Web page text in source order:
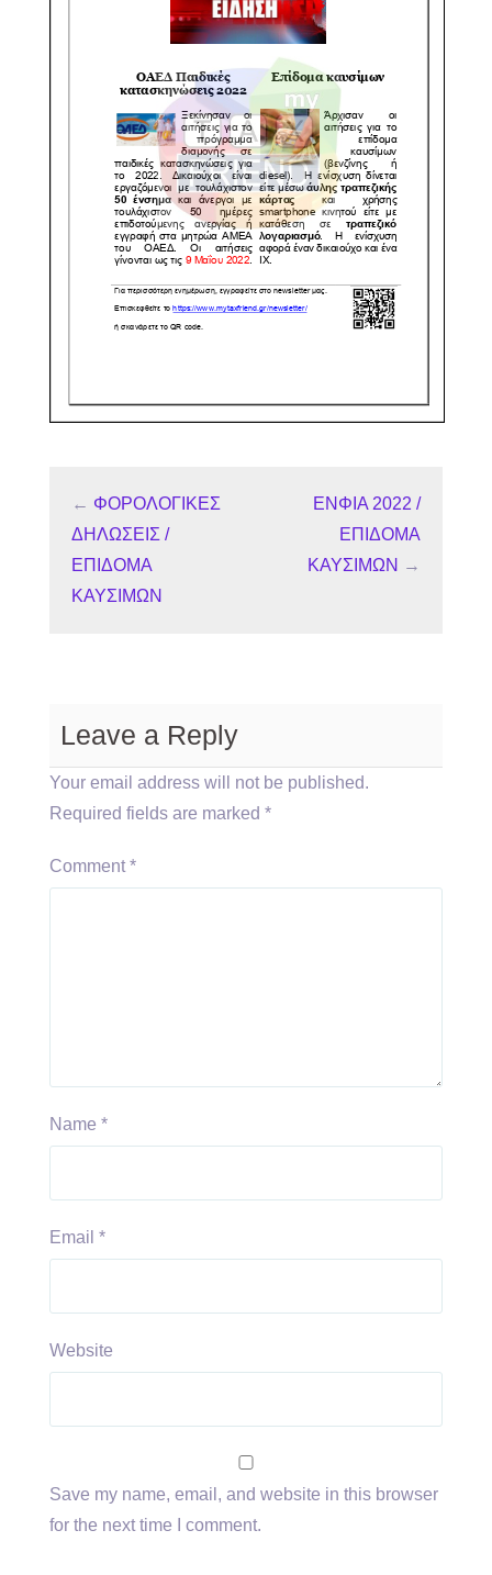
← ΦΟΡΟΛΟΓΙΚΕΣ
ΔΗΛΩΣΕΙΣ /
ΕΠΙΔΟΜΑ
ΚΑΥΣΙΜΩΝ
ΕΝΦΙΑ 2022 /
ΕΠΙΔΟΜΑ
ΚΑΥΣΙΜΩΝ →
Leave a Reply
Your email address will not be published.
Required fields are marked *
Comment *
Name *
Email *
Website
Save my name, email, and website in this browser
for the next time I comment.